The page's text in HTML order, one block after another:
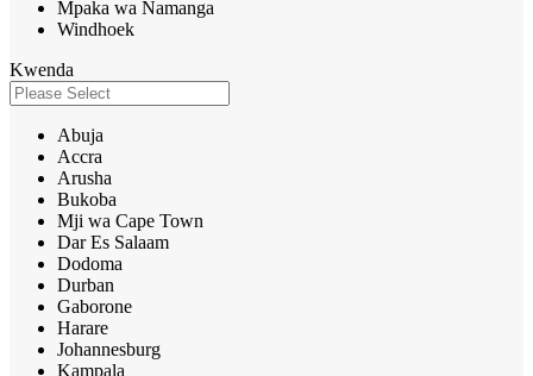
Mpaka wa Namanga
Windhoek
Kwenda
Abuja
Accra
Arusha
Bukoba
Mji wa Cape Town
Dar Es Salaam
Dodoma
Durban
Gaborone
Harare
Johannesburg
Kampala